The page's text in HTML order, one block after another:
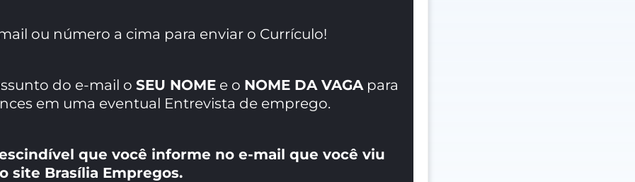
ou número a cima para enviar o Currículo!
do e-mail oSEU NOME e o NOME DA VAGA para
em uma eventual Entrevista de emprego.
que você informe no e-mail que você viu
site Brasília Empregos.